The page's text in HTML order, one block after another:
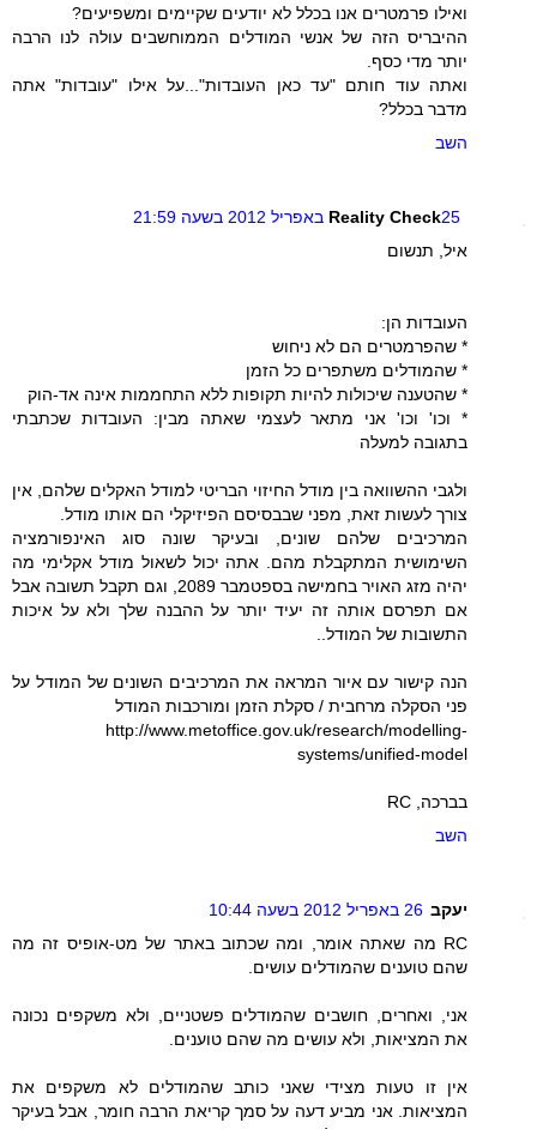
ואילו פרמטרים אנו בכלל לא יודעים שקיימים ומשפיעים?
ההיבריס הזה של אנשי המודלים הממוחשבים עולה לנו הרבה
יותר מדי כסף.
ואתה עוד חותם "עד כאן העובדות"...על אילו "עובדות" אתה
מדבר בכלל?
השב
Reality Check25 באפריל 2012 בשעה 21:59
איל, תנשום
העובדות הן:
* שהפרמטרים הם לא ניחוש
* שהמודלים משתפרים כל הזמן
* שהטענה שיכולות להיות תקופות ללא התחממות אינה אד-הוק
* וכו' וכו' אני מתאר לעצמי שאתה מבין: העובדות שכתבתי
בתגובה למעלה
ולגבי ההשוואה בין מודל החיזוי הבריטי למודל האקלים שלהם, אין
צורך לעשות זאת, מפני שבבסיסם הפיזיקלי הם אותו מודל.
המרכיבים שלהם שונים, ובעיקר שונה סוג האינפורמציה
השימושית המתקבלת מהם. אתה יכול לשאול מודל אקלימי מה
יהיה מזג האויר בחמישה בספטמבר 2089, וגם תקבל תשובה אבל
אם תפרסם אותה זה יעיד יותר על ההבנה שלך ולא על איכות
התשובות של המודל..
הנה קישור עם איור המראה את המרכיבים השונים של המודל על
פני הסקלה מרחבית / סקלת הזמן ומורכבות המודל
http://www.metoffice.gov.uk/research/modelling-
systems/unified-model
בברכה, RC
השב
יעקב 26 באפריל 2012 בשעה 10:44
RC מה שאתה אומר, ומה שכתוב באתר של מט-אופיס זה מה
שהם טוענים שהמודלים עושים.
אני, ואחרים, חושבים שהמודלים פשטניים, ולא משקפים נכונה
את המציאות, ולא עושים מה שהם טוענים.
אין זו טעות מצידי שאני כותב שהמודלים לא משקפים את
המציאות. אני מביע דעה על סמך קריאת הרבה חומר, אבל בעיקר